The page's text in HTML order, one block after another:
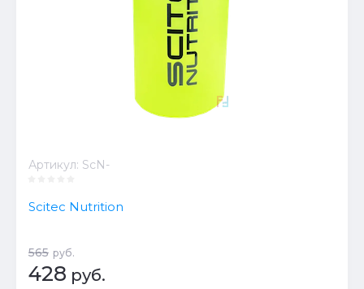
Артикул: ScN-
Scitec Nutrition
565 руб.
428 руб.